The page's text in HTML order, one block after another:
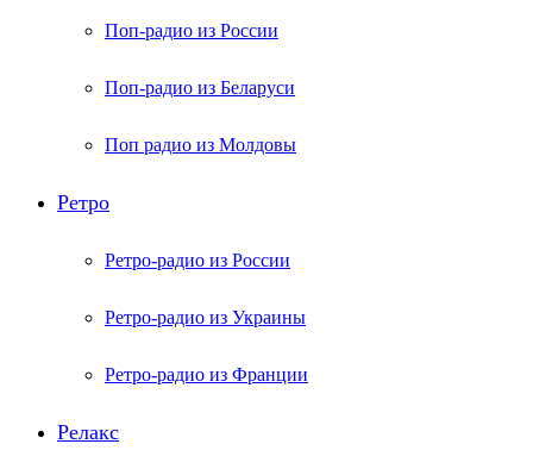
Поп-радио из России
Поп-радио из Беларуси
Поп радио из Молдовы
Ретро
Ретро-радио из России
Ретро-радио из Украины
Ретро-радио из Франции
Релакс